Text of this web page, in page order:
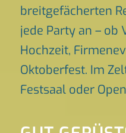
breitgefächerten
jede Party an – ob
Hochzeit,
Oktoberfest. Im
Festsaal oder